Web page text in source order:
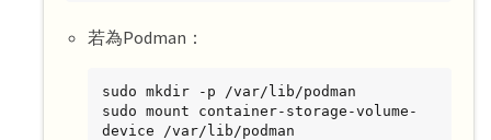
若為Podman：
sudo mkdir -p /var/lib/podman
sudo mount container-storage-volume-
device /var/lib/podman